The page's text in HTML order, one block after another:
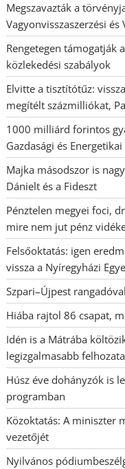
Megszavazták a
Vagyonvisszaszerzési
Rengetegen támogatják
közlekedési szabályok
Elvitte a tisztítótűz:
megítélt százmilliókat,
1000 milliárd forintos
Gazdasági és
Majka másodszor is
Dánielt és a Fideszt
Pénztelen megyei foci,
mire nem jut pénz
Felsőoktatás: igen
vissza a Nyíregyházi
Szpari–Újpest
Hiába rajtol 86 csapat,
Idén is a Mátrába
legizgalmasabb
Húsz éve dohányzók is
programban
Közoktatás: A miniszter
vezetőjét
Nyilvános